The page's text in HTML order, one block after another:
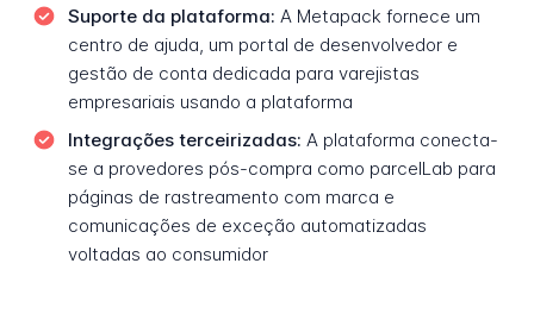
Suporte da plataforma: A Metapack fornece um
centro de ajuda, um portal de desenvolvedor e
gestão de conta dedicada para varejistas
empresariais usando a plataforma
Integrações terceirizadas: A plataforma conecta-
se a provedores pós-compra como parcelLab para
páginas de rastreamento com marca e
comunicações de exceção automatizadas
voltadas ao consumidor